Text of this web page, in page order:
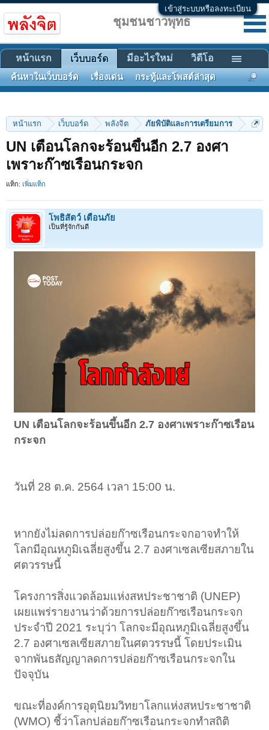
เข้าสู่ระบบหรือลงทะเบียน
หน้าแรก เว็บบอร์ด พลังจิต ภัยพิบัติและการเตรียมการ
UN เตือนโลกจะร้อนขึ้นอีก 2.7 องศา
เพราะก๊าซเรือนกระจก
แท็ก: เพิ่มแท็ก
โพธิสัตว์ เตือนภัย
เป็นที่รู้จักกันดี
UN เตือนโลกจะร้อนขึ้นอีก 2.7 องศาเพราะก๊าซเรือน
กระจก
วันที่ 28 ต.ค. 2564 เวลา 15:00 น.
หากยังไม่ลดการปล่อยก๊าซเรือนกระจกอาจทำให้
โลกมีอุณหภูมิเฉลี่ยสูงขึ้น 2.7 องศาเซลเซียสภายใน
ศตวรรษนี้
โครงการสิ่งแวดล้อมแห่งสหประชาชาติ (UNEP)
เผยแพร่รายงานว่าด้วยการปล่อยก๊าซเรือนกระจก
ประจำปี 2021 ระบุว่า โลกจะมีอุณหภูมิเฉลี่ยสูงขึ้น
2.7 องศาเซลเซียสภายในศตวรรษนี้ โดยประเมิน
จากพันธสัญญาลดการปล่อยก๊าซเรือนกระจกใน
ปัจจุบัน
ขณะที่องค์การอุตุนิยมวิทยาโลกแห่งสหประชาชาติ
(WMO) ชี้ว่าโลกปล่อยก๊าซเรือนกระจกทำสถิติ
ชุมชนชาวพุทธ
หน้าแรก เว็บบอร์ด
ค้นหาในเว็บบอร์ด เรื่องเด่น กระทู้และโพสต์ล่าสุด
มีอะไรใหม่ วิดีโอ